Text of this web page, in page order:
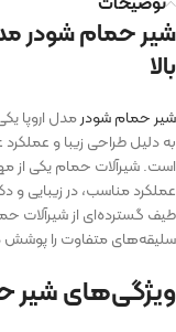
شیر حمام شودر
بالا
شیر حمام شودرمدل اروپا
به دلیل طراحی زیبا و
است. شیرآلات حمام یکی از
عملکرد مناسب، در زیبایی و
طیف گسترده‌ای از شیرآلات
سلیقه‌های متفاوت را
ویژگی‌های شیر